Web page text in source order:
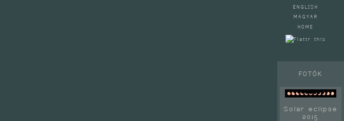
ENGLISH
MAGYAR
HOME
FOTÓK
Solar eclipse
2015